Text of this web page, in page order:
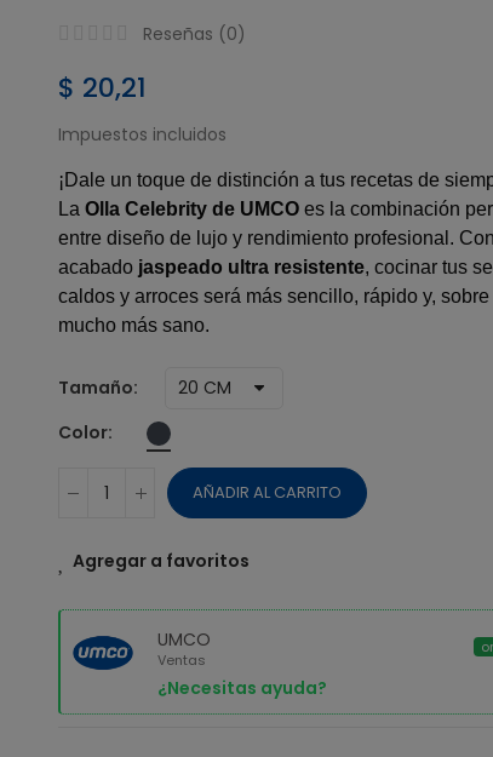
Reseñas (0)
$ 20,21
Impuestos incluidos
¡Dale un toque de distinción a tus recetas de
La Olla Celebrity de UMCO es la combinación
entre diseño de lujo y rendimiento profesional.
acabado jaspeado ultra resistente, cocinar tus
caldos y arroces será más sencillo, rápido y, sobre
mucho más sano.
Tamaño
Color
AÑADIR AL CARRITO
Agregar a favoritos
UMCO
Ventas
¿Necesitas ayuda?
$ 14,73